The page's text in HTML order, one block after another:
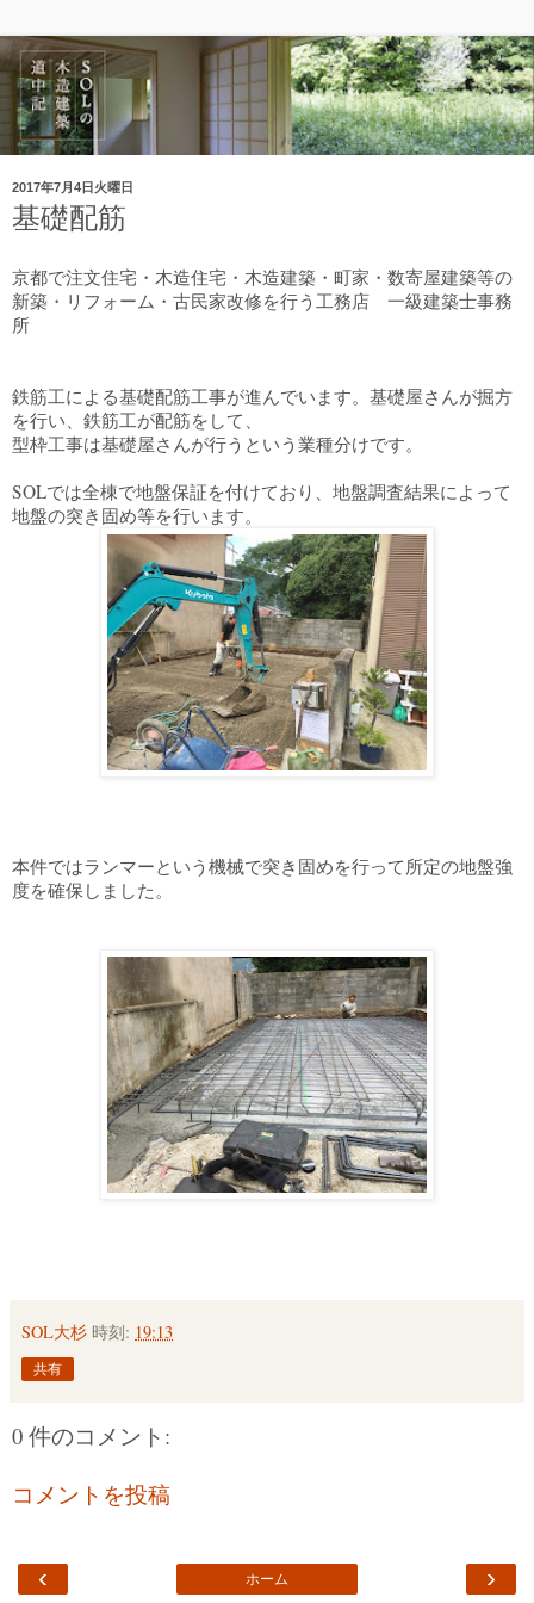
2017年7月4日火曜日
基礎配筋
京都で注文住宅・木造住宅・木造建築・町家・数寄屋建築等の
新築・リフォーム・古民家改修を行う工務店 一級建築士事務
所
鉄筋工による基礎配筋工事が進んでいます。基礎屋さんが掘方
を行い、鉄筋工が配筋をして、
型枠工事は基礎屋さんが行う という業種分けです。
SOLでは全棟で地盤保証を付けており、地盤調査結果によって
地盤の突き固め等を行います。
本件ではランマーという機械で突き固めを行って所定の地盤強
度を確保しました。
SOL大杉 時刻: 19:13
共有
0 件のコメント:
コメントを投稿
‹ ›
ホーム